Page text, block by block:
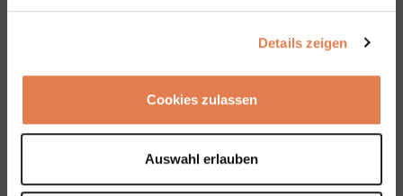
Details zeigen
Cookies zulassen
Auswahl erlauben
069 816139
n.dost@terrania.de
© 2026 Terrania AG, München